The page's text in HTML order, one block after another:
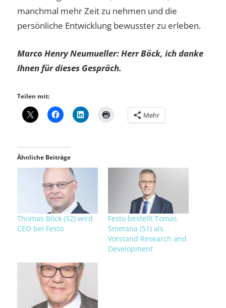
manchmal mehr Zeit zu nehmen und die
persönliche Entwicklung bewusster zu erleben.
Marco Henry Neumueller: Herr Böck, ich danke
Ihnen für dieses Gespräch.
Teilen mit:
Mehr
Ähnliche Beiträge
Thomas Böck (52) wird
CEO bei Festo
Festo bestellt Tomas
Smetana (51) als
Vorstand Research and
Development